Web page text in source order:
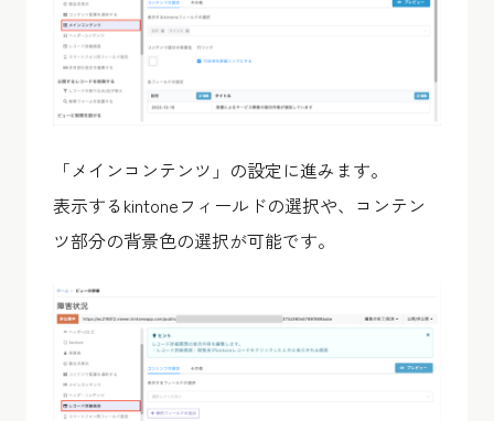
「メインコンテンツ」の設定に進みます。
表示するkintoneフィールドの選択や、コンテン
ツ部分の背景色の選択が可能です。